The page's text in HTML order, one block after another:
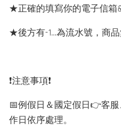
★正確的填寫你的電子信箱
★後方有-1…為流水號，商
❗️注意事項❗️
📅例假日＆國定假日👉客
作日依序處理。